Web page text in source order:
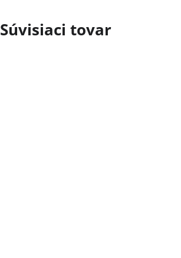
Súvisiaci tovar